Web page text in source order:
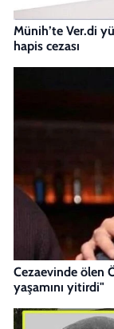
Münih’te Ver.di
hapis cezası
Cezaevinde ölen
yaşamını yitirdi"